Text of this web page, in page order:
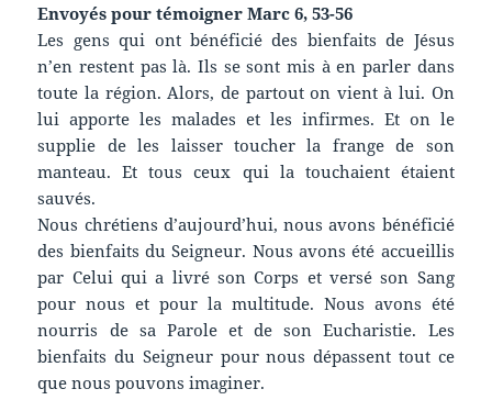
Envoyés pour témoigner Marc 6, 53-56
Les gens qui ont bénéficié des bienfaits de Jésus
n’en restent pas là. Ils se sont mis à en parler dans
toute la région. Alors, de partout on vient à lui. On
lui apporte les malades et les infirmes. Et on le
supplie de les laisser toucher la frange de son
manteau. Et tous ceux qui la touchaient étaient
sauvés.
Nous chrétiens d’aujourd’hui, nous avons bénéficié
des bienfaits du Seigneur. Nous avons été accueillis
par Celui qui a livré son Corps et versé son Sang
pour nous et pour la multitude. Nous avons été
nourris de sa Parole et de son Eucharistie. Les
bienfaits du Seigneur pour nous dépassent tout ce
que nous pouvons imaginer.